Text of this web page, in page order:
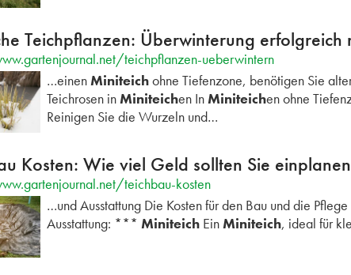
Teichpflanzen: Überwinterung erfolgreich
teichpflanzen-ueberwintern
…einen Miniteichohne Tiefenzone, benötigen Sie
Teichrosen in Miniteichen In Miniteichen ohne
Reinigen Sie die Wurzeln und…
Kosten: Wie viel Geld sollten Sie
teichbau-kosten
…und Ausstattung Die Kosten für den Bau und die
Ausstattung: *** Miniteich Ein Miniteich, ideal für